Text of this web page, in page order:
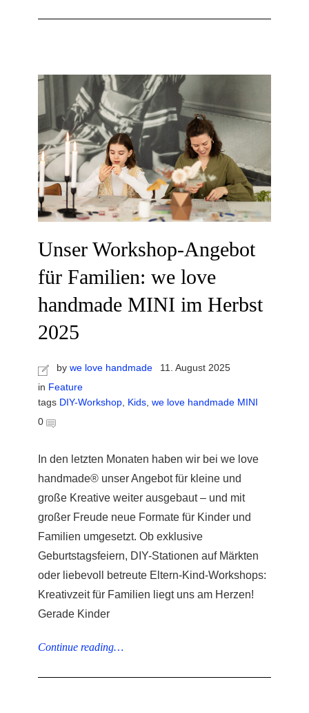
Unser Workshop-Angebot
für Familien: we love
handmade MINI im Herbst
2025
by we love handmade
11. August 2025
in Feature
tags DIY-Workshop Kids we love handmade MINI
0
In den letzten Monaten haben wir bei we love
handmade® unser Angebot für kleine und
große Kreative weiter ausgebaut – und mit
großer Freude neue Formate für Kinder und
Familien umgesetzt. Ob exklusive
Geburtstagsfeiern, DIY-Stationen auf Märkten
oder liebevoll betreute Eltern-Kind-Workshops:
Kreativzeit für Familien liegt uns am Herzen!
Gerade Kinder
Continue reading…